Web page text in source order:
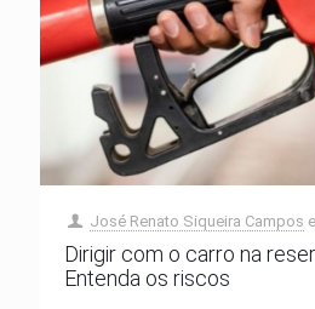
José Renato Siqueira Campos
Dirigir com o carro na
Entenda os riscos